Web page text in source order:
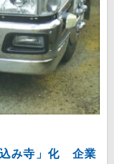
込み寺」化 企業